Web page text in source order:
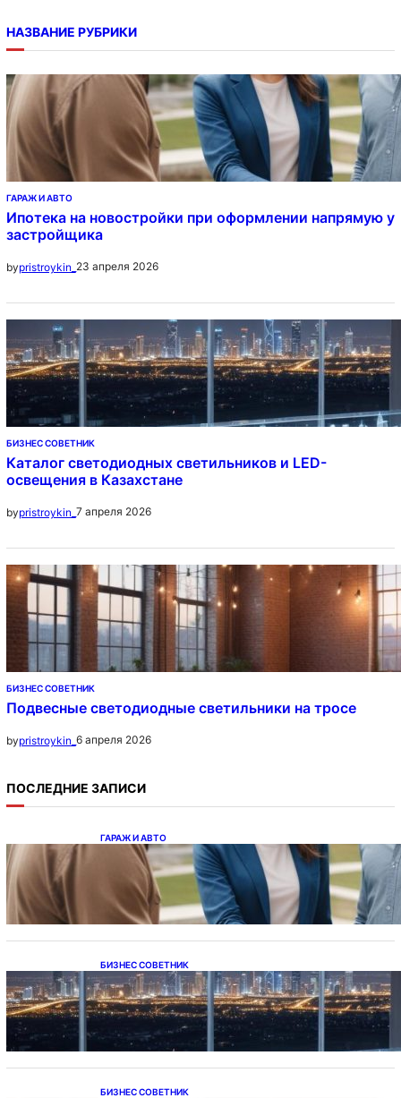
НАЗВАНИЕ РУБРИКИ
ГАРАЖ И АВТО
Ипотека на новостройки при оформлении напрямую у
застройщика
bypristroykin_ 23 апреля 2026
БИЗНЕС СОВЕТНИК
Каталог светодиодных светильников и LED-
освещения в Казахстане
bypristroykin_ 7 апреля 2026
БИЗНЕС СОВЕТНИК
Подвесные светодиодные светильники на тросе
bypristroykin_ 6 апреля 2026
ПОСЛЕДНИЕ ЗАПИСИ
ГАРАЖ И АВТО
Ипотека на новостройки при оформлении
напрямую у застройщика
БИЗНЕС СОВЕТНИК
Каталог светодиодных светильников и
LED-освещения в Казахстане
БИЗНЕС СОВЕТНИК